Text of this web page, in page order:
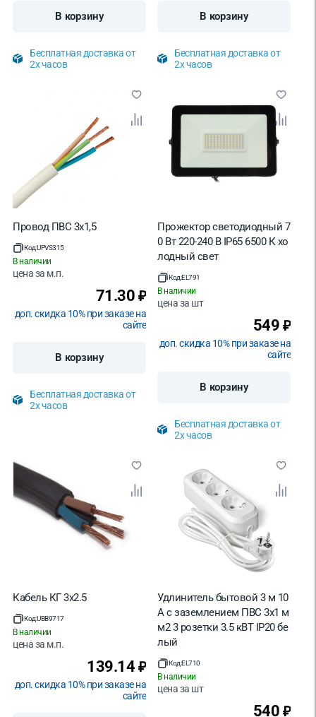
В корзину
Бесплатная доставка от
2х часов
В корзину
Бесплатная доставка от
2х часов
Провод ПВС 3х1,5
Код:UPVS315
В наличии
цена за м.п.
71.30 ₽
доп. скидка 10% при заказе на
сайте
В корзину
Бесплатная доставка от
2х часов
Прожектор светодиодный 7
0 Вт 220-240 В IP65 6500 К хо
лодный свет
Код:EL791
В наличии
цена за шт
549 ₽
доп. скидка 10% при заказе на
сайте
В корзину
Бесплатная доставка от
2х часов
Кабель КГ 3х2.5
Код:UBB9717
В наличии
цена за м.п.
139.14 ₽
доп. скидка 10% при заказе на
сайте
Удлинитель бытовой 3 м 10
А с заземлением ПВС 3х1 м
м2 3 розетки 3.5 кВТ IP20 бе
лый
Код:EL710
В наличии
цена за шт
540 ₽